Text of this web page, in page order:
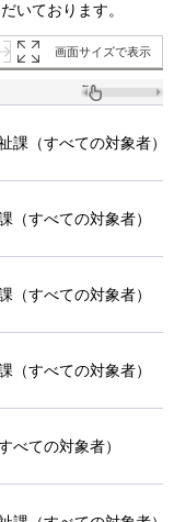
いております。
画面サイズで表示
課（すべての対象者）
（すべての対象者）
（すべての対象者）
（すべての対象者）
べての対象者）